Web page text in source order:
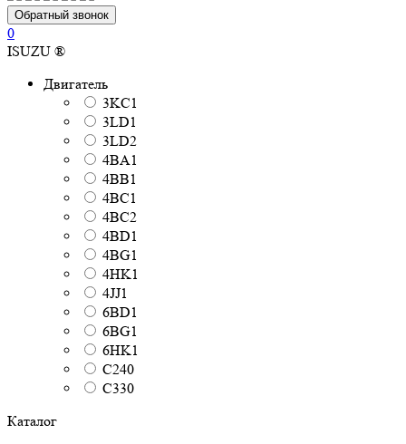
Обратный звонок
0
ISUZU ®
Двигатель
3KC1
3LD1
3LD2
4BA1
4BB1
4BC1
4BC2
4BD1
4BG1
4HK1
4JJ1
6BD1
6BG1
6HK1
C240
C330
Каталог